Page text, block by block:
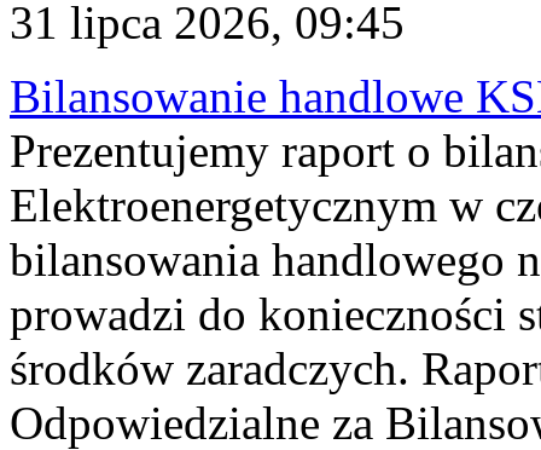
31 lipca 2026, 09:45
Bilansowanie handlowe
Prezentujemy raport o
Elektroenergetycznym w
bilansowania handlowego
prowadzi do konieczności
środków zaradczych.
Odpowiedzialne za